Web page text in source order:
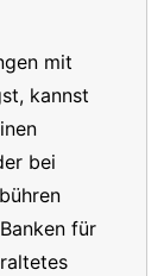
mit
kannst
bei
für